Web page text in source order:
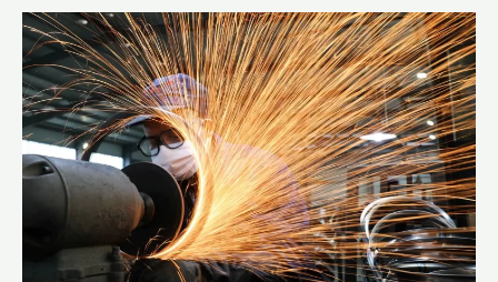
Fazenda
aumenta
previsão
de
crescimento
do
PIB
para
2,5%
este
ano